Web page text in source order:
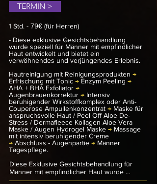
Exfoliator, die abgestorbene Hautzellen
entfernen und die Haut aufnahmefähig
machen.
Nach der optionalen Augenbrauenkorrektur
wird der Vitaforce C Haut-Wirkstoffkomplex
oder ein Anti-Falten Booster
Ampullenkonzentrat aufgetragen, um die
versorgen. Eine maßgeschneiderte Maske
sorgt für intensive Pflege und Glättung.
Eine abschließende Massage mit Vitaforce C
Creme lässt die Haut erstrahlen und fühlt
sich gestrafft und belebt an. Zum Abschluss
folgt eine spezielle Pflege für die
Augenpartie sowie eine Männer-
Tagespflege, die Schutz und Feuchtigkeit
bietet. Das Ergebnis? Eine frische, straffe
und jugendliche Ausstrahlung.
TERMIN >
1 Std. - 79€ (für Herren)
- Diese exklusive Gesichtsbehandlung
wurde speziell für Männer mit empfindlicher
Haut entwickelt und bietet ein
verwöhnendes und verjüngendes Erlebnis.
Hautreinigung mit Reinigungsprodukten →
Erfrischung mit Tonic → Enzym Peeling →
AHA + BHA Exfoliator →
Augenbrauenkorrektur → Intensiv
beruhigender Wirkstoffkomplex oder Anti-
Couperose Ampullenkonzentrat → Maske für
anspruchsvolle Haut / Peel Off Aloe De-
Stress / Dermafleece Kollagen Aloe Vera
Maske / Augen Hydrogel Maske → Massage
mit intensiv beruhigender Creme
→ Abschluss - Augenpartie → Männer
Tagespflege.
Diese Exklusive Gesichtsbehandlung für
Männer mit empfindlicher Haut wurde
speziell entwickelt, um die Haut zu